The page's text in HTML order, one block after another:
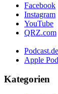
Facebook
Instagram
YouTube
QRZ.com
Podcast.de
Apple
Kategorien